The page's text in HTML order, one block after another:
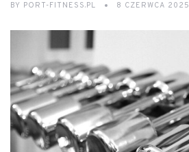
BY PORT-FITNESS.PL 8 CZERWCA 2025